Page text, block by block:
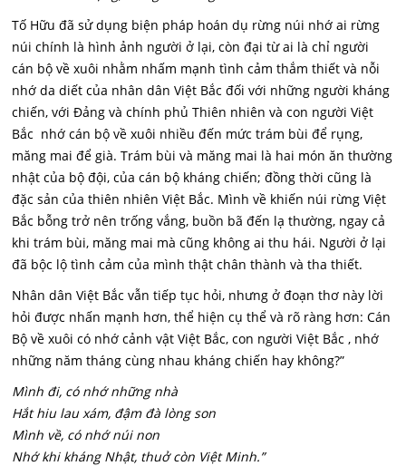
Tố Hữu đã sử dụng biện pháp hoán dụ rừng núi nhớ ai rừng
núi chính là hình ảnh người ở lại, còn đại từ ai là chỉ người
cán bộ về xuôi nhằm nhấm mạnh tình cảm thắm thiết và nỗi
nhớ da diết của nhân dân Việt Bắc đối với những người kháng
chiến, với Đảng và chính phủ Thiên nhiên và con người Việt
Bắc nhớ cán bộ về xuôi nhiều đến mức trám bùi để rụng,
măng mai để già. Trám bùi và măng mai là hai món ăn thường
nhật của bộ đội, của cán bộ kháng chiến; đồng thời cũng là
đặc sản của thiên nhiên Việt Bắc. Mình về khiến núi rừng Việt
Bắc bỗng trở nên trống vắng, buồn bã đến lạ thường, ngay cả
khi trám bùi, măng mai mà cũng không ai thu hái. Người ở lại
đã bộc lộ tình cảm của mình thật chân thành và tha thiết.
Nhân dân Việt Bắc vẫn tiếp tục hỏi, nhưng ở đoạn thơ này lời
hỏi được nhấn mạnh hơn, thể hiện cụ thể và rõ ràng hơn: Cán
Bộ về xuôi có nhớ cảnh vật Việt Bắc, con người Việt Bắc , nhớ
những năm tháng cùng nhau kháng chiến hay không?”
Mình đi, có nhớ những nhà
Hắt hiu lau xám, đậm đà lòng son
Mình về, có nhớ núi non
Nhớ khi kháng Nhật, thuở còn Việt Minh.”